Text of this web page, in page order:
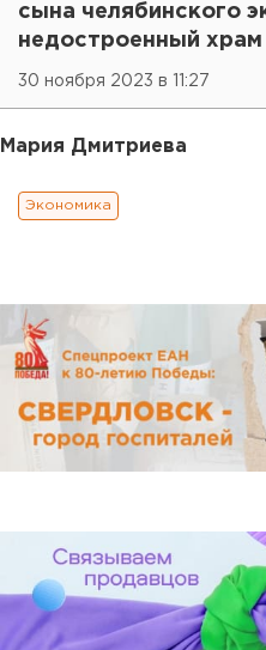
сына челябинского
недостроенный храм
30 ноября 2023 в 11:27
Мария Дмитриева
Экономика